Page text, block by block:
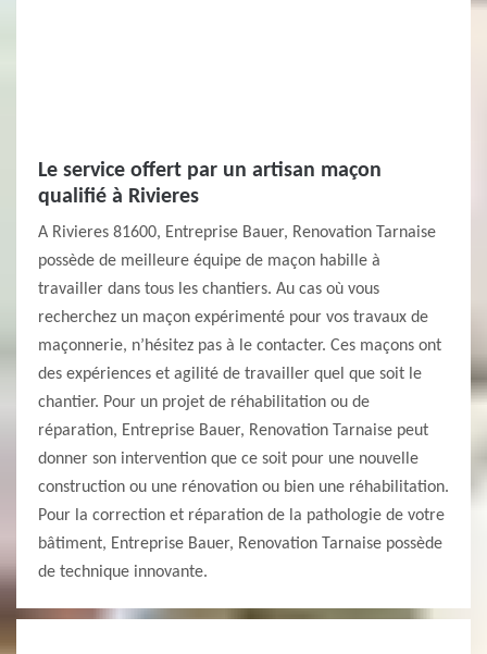
Le service offert par un artisan maçon
qualifié à Rivieres
A Rivieres 81600, Entreprise Bauer, Renovation Tarnaise
possède de meilleure équipe de maçon habille à
travailler dans tous les chantiers. Au cas où vous
recherchez un maçon expérimenté pour vos travaux de
maçonnerie, n’hésitez pas à le contacter. Ces maçons ont
des expériences et agilité de travailler quel que soit le
chantier. Pour un projet de réhabilitation ou de
réparation, Entreprise Bauer, Renovation Tarnaise peut
donner son intervention que ce soit pour une nouvelle
construction ou une rénovation ou bien une réhabilitation.
Pour la correction et réparation de la pathologie de votre
bâtiment, Entreprise Bauer, Renovation Tarnaise possède
de technique innovante.